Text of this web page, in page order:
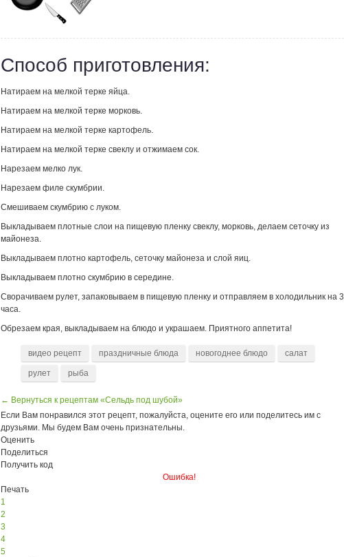
Способ приготовления:
Натираем на мелкой терке яйца.
Натираем на мелкой терке морковь.
Натираем на мелкой терке картофель.
Натираем на мелкой терке свеклу и отжимаем сок.
Нарезаем мелко лук.
Нарезаем филе скумбрии.
Смешиваем скумбрию с луком.
Выкладываем плотные слои на пищевую пленку свеклу, морковь, делаем сеточку из
майонеза.
Выкладываем плотно картофель, сеточку майонеза и слой яиц.
Выкладываем плотно скумбрию в середине.
Сворачиваем рулет, запаковываем в пищевую пленку и отправляем в холодильник на 3
часа.
Обрезаем края, выкладываем на блюдо и украшаем. Приятного аппетита!
видео рецепт праздничные блюда новогоднее блюдо салат
рулет рыба
← Вернуться к рецептам «Сельдь под шубой»
Если Вам понравился этот рецепт, пожалуйста, оцените его или поделитесь им с
друзьями. Мы будем Вам очень признательны.
Оценить
Поделиться
Получить код
Ошибка!
Печать
1
2
3
4
5